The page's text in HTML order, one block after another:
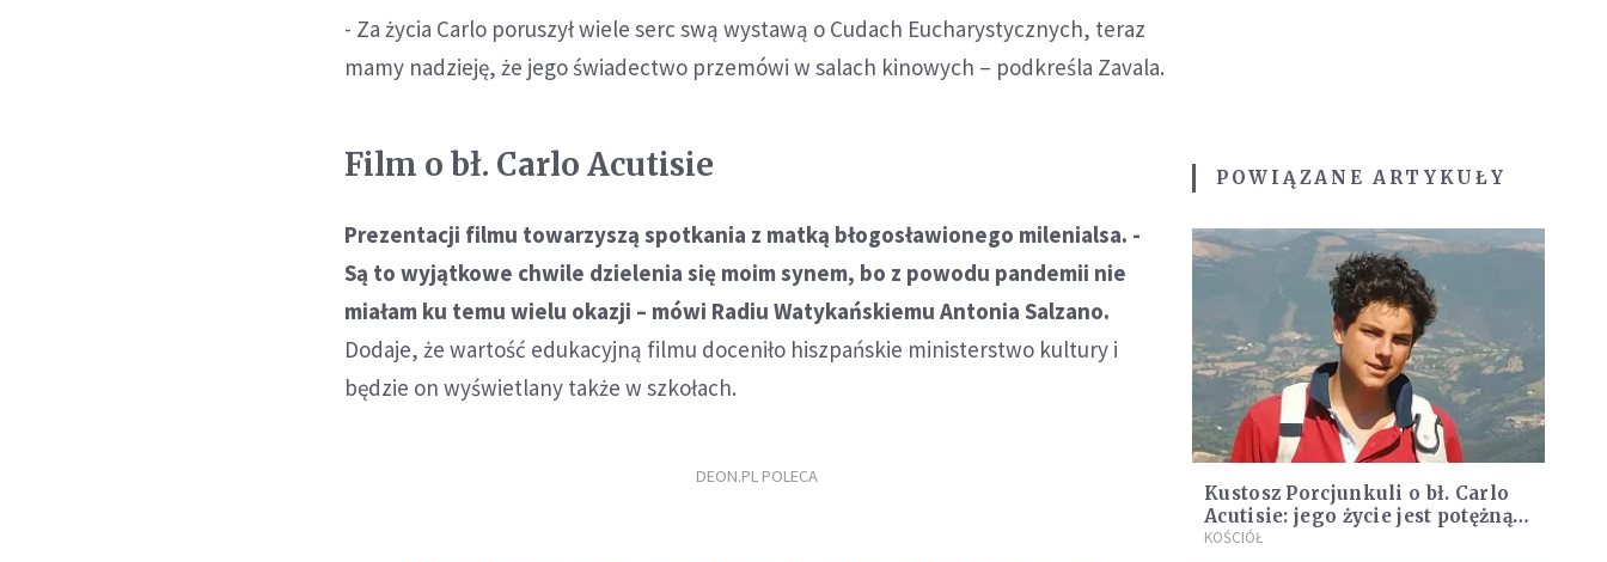
- Za życia Carlo poruszył wiele serc swą wystawą o Cudach Eucharystycznych, teraz
mamy nadzieję, że jego świadectwo przemówi w salach kinowych – podkreśla Zavala.
Film o bł. Carlo Acutisie
Prezentacji filmu towarzyszą spotkania z matką błogosławionego milenialsa. -
Są to wyjątkowe chwile dzielenia się moim synem, bo z powodu pandemii nie
miałam ku temu wielu okazji – mówi Radiu Watykańskiemu Antonia Salzano.
Dodaje, że wartość edukacyjną filmu doceniło hiszpańskie ministerstwo kultury i
będzie on wyświetlany także w szkołach.
DEON.PL POLECA
POWIĄZANE ARTYKUŁY
Kustosz Porcjunkuli o bł. Carlo
Acutisie: jego życie jest potężną
dawką nadziei
KOŚCIÓŁ